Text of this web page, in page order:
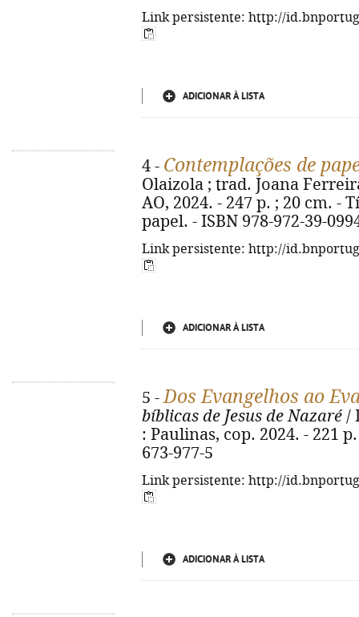
Link persistente: http://
ADICIONAR À LISTA
4 - Contemplações de
Olaizola ; trad. Joana
AO, 2024. - 247 p. ; 20 cm. -
papel. - ISBN 978-972-39-
Link persistente: http://
ADICIONAR À LISTA
5 -Dos Evangelhos ao
bíblicas de Jesus de Nazaré /
: Paulinas, cop. 2024. - 221
673-977-5
Link persistente: http://
ADICIONAR À LISTA